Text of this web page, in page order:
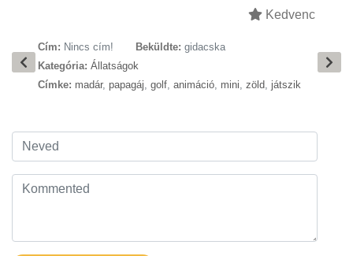
Kedvenc
Cím: Nincs cím! Beküldte: gidacska
Kategória: Állatságok
Címke: madár, papagáj, golf, animáció, mini, zöld, játszik